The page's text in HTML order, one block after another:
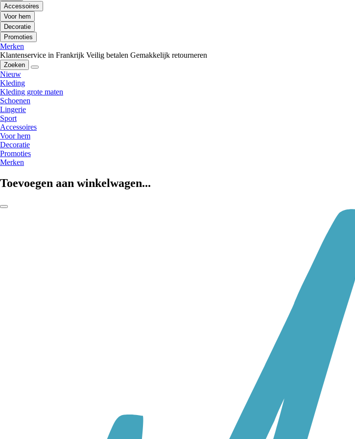
Accessoires
Voor hem
Decoratie
Promoties
Merken
Klantenservice in Frankrijk Veilig betalen Gemakkelijk retourneren
Zoeken
Nieuw
Kleding
Kleding grote maten
Schoenen
Lingerie
Sport
Accessoires
Voor hem
Decoratie
Promoties
Merken
Toevoegen aan winkelwagen...